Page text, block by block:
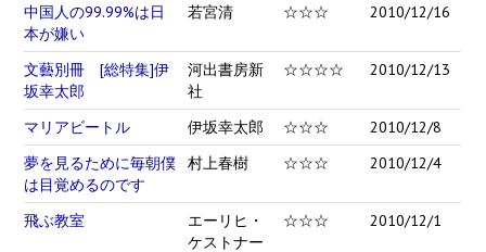
中国人の99.99%は日
本が嫌い
若宮清 ☆☆☆ 2010/12/16
文藝別冊 [総特集]伊
坂幸太郎
河出書房新
社
☆☆☆☆ 2010/12/13
マリアビートル 伊坂幸太郎 ☆☆☆
2010/12/8
夢を見るために毎朝僕
は目覚めるのです
村上春樹 ☆☆☆ 2010/12/4
飛ぶ教室
エーリヒ・
ケストナー
☆☆☆ 2010/12/1